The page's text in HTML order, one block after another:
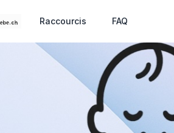
Raccourcis FAQ